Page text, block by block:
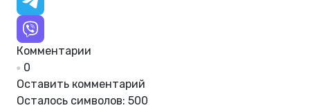
Комментарии
0
Оставить комментарий
Осталось символов: 500